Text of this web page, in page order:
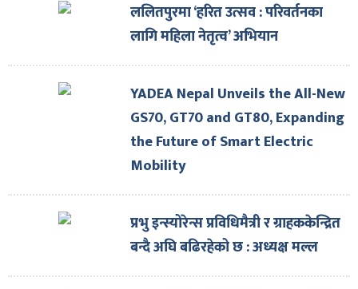
ललितपुरमा ‘हरित उत्सव : परिवर्तनका
लागि महिला नेतृत्व’ अभियान
YADEA Nepal Unveils the All-New
GS70, GT70 and GT80, Expanding
the Future of Smart Electric
Mobility
प्रभु इन्स्योरेन्स प्रविधिमैत्री र ग्राहककेन्द्रित
बन्दै अघि बढिरहेको छ : अध्यक्ष मल्ल